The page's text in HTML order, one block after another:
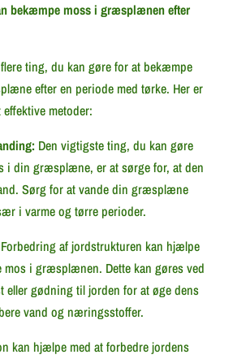
bekæmpe moss i græsplænen efter
ting, du kan gøre for at bekæmpe
efter en periode med tørke. Her er
metoder:
Den vigtigste ting, du kan gøre
i din græsplæne, er at sørge for, at den
Sørg for at vande din græsplæne
i varme og tørre perioder.
Forbedring af jordstrukturen kan hjælpe
mos i græsplænen. Dette kan gøres ved
eller gødning til jorden for at øge dens
vand og næringsstoffer.
kan hjælpe med at forbedre jordens